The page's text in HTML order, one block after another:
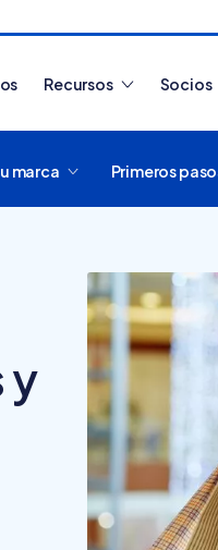
Recursos
Aprende a
y usar una tienda
Socios
marca Primeros
y